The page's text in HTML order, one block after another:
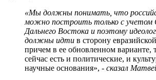
«Мы должны понимать, что
можно построить только с учетом
Дальнего Востока и поэтому
должны идти в сторону
причем в ее обновленном варианте,
сейчас есть и политические, и
научные основания», - сказал